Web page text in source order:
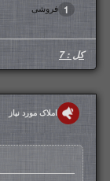
فروشی 1
کل : 7
املاک مورد نیاز